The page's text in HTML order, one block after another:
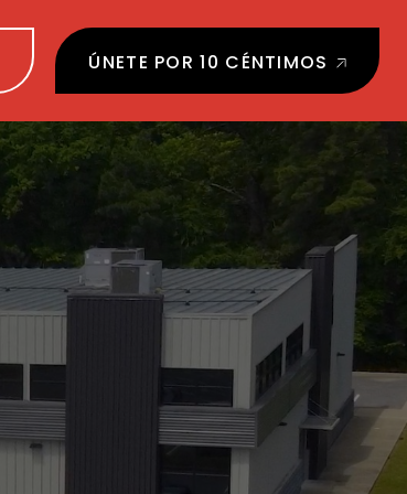
ÚNETE POR 10 CÉNTIMOS